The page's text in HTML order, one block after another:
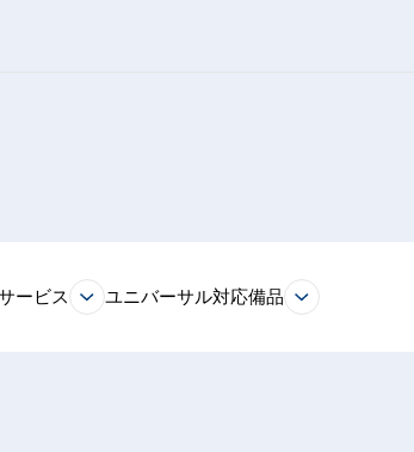
ービス ユニバーサル対応備品